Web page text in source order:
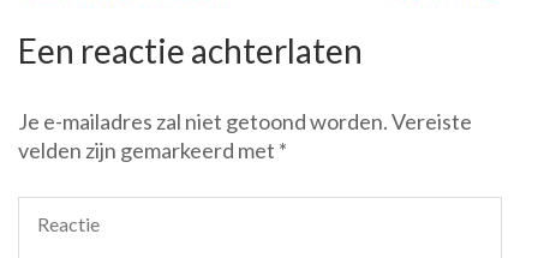
Een reactie achterlaten
Je e-mailadres zal niet getoond worden.Vereiste
velden zijn gemarkeerd met *